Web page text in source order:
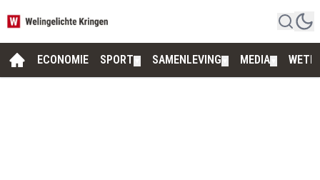
ECONOMIE SPORT SAMENLEVING MEDIA